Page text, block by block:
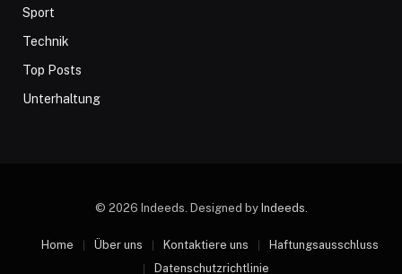
Sport
Technik
Top Posts
Unterhaltung
© 2026 Indeeds. Designed by Indeeds.
Home Über uns Kontaktiere uns
Haftungsausschluss
Datenschutzrichtlinie